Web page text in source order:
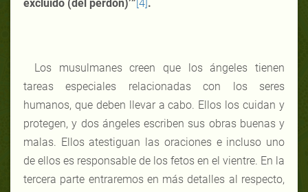
excluido (del perdón)’”[4].
Los musulmanes creen que los ángeles tienen
tareas especiales relacionadas con los seres
humanos, que deben llevar a cabo. Ellos los cuidan y
protegen, y dos ángeles escriben sus obras buenas y
malas. Ellos atestiguan las oraciones e incluso uno
de ellos es responsable de los fetos en el vientre. En la
tercera parte entraremos en más detalles al respecto,